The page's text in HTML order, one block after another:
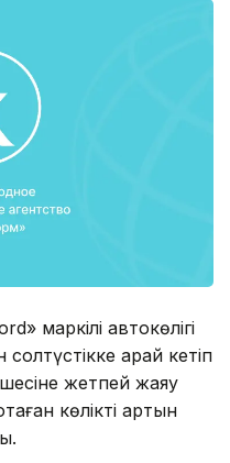
маркілі автокөлігі
қарай кетіп
жетпей жаяу
көлікті артын